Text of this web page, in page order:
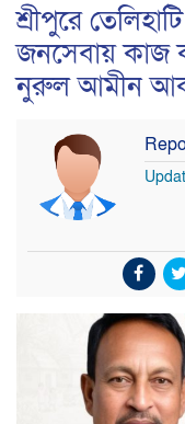
শ্রীপুরে
জনসেবায় কাজ
নুরুল আমীন